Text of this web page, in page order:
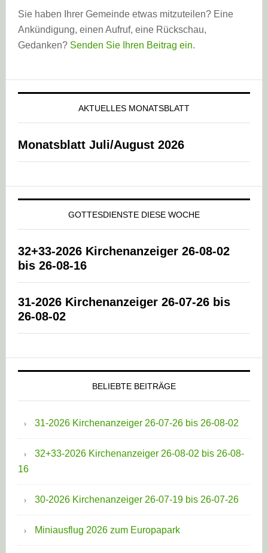
Sie haben Ihrer Gemeinde etwas mitzuteilen? Eine
Ankündigung, einen Aufruf, eine Rückschau,
Gedanken? Senden Sie Ihren Beitrag ein.
AKTUELLES MONATSBLATT
Monatsblatt Juli/August 2026
GOTTESDIENSTE DIESE WOCHE
32+33-2026 Kirchenanzeiger 26-08-02
bis 26-08-16
31-2026 Kirchenanzeiger 26-07-26 bis
26-08-02
BELIEBTE BEITRÄGE
31-2026 Kirchenanzeiger 26-07-26 bis 26-08-02
32+33-2026 Kirchenanzeiger 26-08-02 bis 26-08-
16
30-2026 Kirchenanzeiger 26-07-19 bis 26-07-26
Miniausflug 2026 zum Europapark